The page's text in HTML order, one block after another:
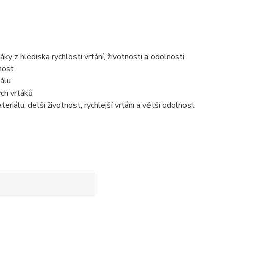
z hlediska rychlosti vrtání, životnosti a odolnosti
vrtáků
delší životnost, rychlejší vrtání a větší odolnost